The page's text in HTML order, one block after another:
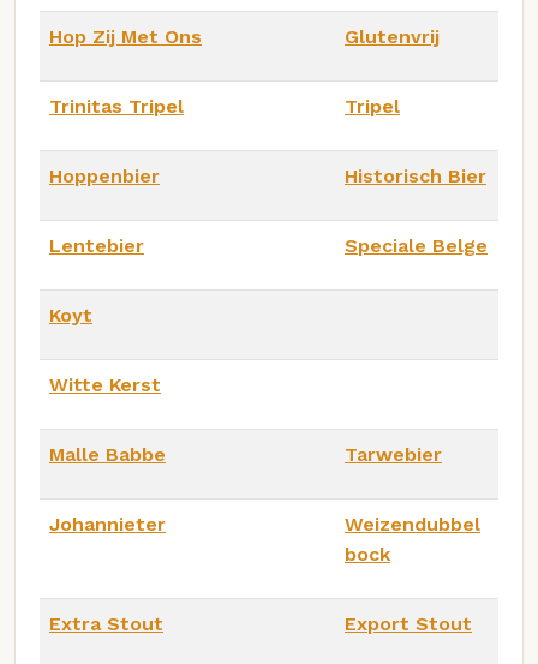
Hop Zij Met Ons Glutenvrij
Trinitas Tripel Tripel
Hoppenbier Historisch Bier
Lentebier Speciale Belge
Koyt
Witte Kerst
Malle Babbe Tarwebier
Johannieter
Weizendubbel
bock
Extra Stout Export Stout